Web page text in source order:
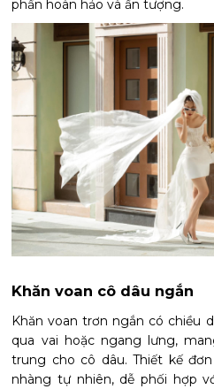
phần hoàn hảo và ấn tượng.
Khăn voan cô dâu ngắn
Khăn voan trơn ngắn có chiều
qua vai hoặc ngang lưng,
trung cho cô dâu. Thiết kế
nhàng tự nhiên, dễ phối hợp